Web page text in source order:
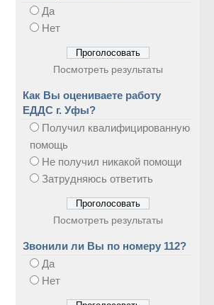
Да
Нет
Посмотреть результаты
Как Вы оцениваете работу
ЕДДС г. Уфы?
Получил квалифицированную
помощь
Не получил никакой помощи
Затрудняюсь ответить
Посмотреть результаты
Звонили ли Вы по номеру 112?
Да
Нет